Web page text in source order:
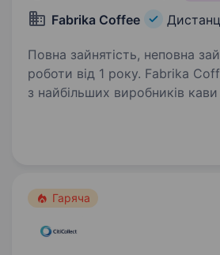
Fabrika Coffee
Повна зайнятість, неповна
роботи від 1 року. Fabrika Coffee — один
з найбільших виробників
Гаряча